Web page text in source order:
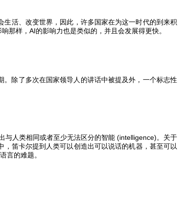
生活、改变世界，因此，许多国家在为这一时代的到来积
那样， AI的影响力也是类似的，并且会发展得更快。
。除了多次在国家领导人的讲话中被提及外，一个标志性
与人类相同或者至少无法区分的智能 (intelligence)。关于
，笛卡尔提到人类可以创造出可以说话的机器，甚至可以
言的难题。